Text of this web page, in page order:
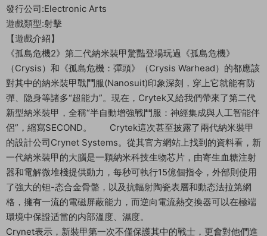
發行公司:Electronic Arts
遊戲類型:射擊
【遊戲介紹】
《孤島危機2》第二代納米裝甲驚豔登場玩過《孤島危機》
（Crysis）和《孤島危機：彈頭》（Crysis Warhead）的都應該
對其中的納米裝甲戰鬥服(Nanosuit)印象深刻，穿上它就能有防
彈、隐身等諸多“超能力”。現在，Crytek又給我們帶來了第二代
新型納米裝甲，全稱“半自動增強戰鬥服：神經集成與人工智能伴
侶”，縮寫SECOND。 Crytek這次甚至披露了兩代納米裝甲
的設計公司Crynet Systems。從其官方網站上找到的資料看，新
一代納米裝甲的大腦是一顆納米科技生物芯片，由寄生血糖注射
器和電解微堆棧提供動力，每秒可執行15億個指令，外部則使用
了強大的钽-态合金骨骼，以及抗輻射陶瓷表層和動态法拉第網
格，擁有一流的電磁屏蔽能力，而逆向電流熱交換器可以在極端
環境中保證适當的内部溫度、濕度。
Crynet表示，新裝甲第一次不僅保護其中的戰士，更會對他們進